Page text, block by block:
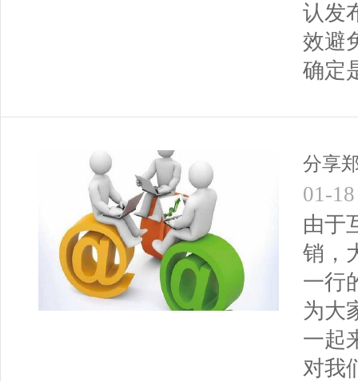
认发
效避
确定
分享
01-18
由于
销，
一行
为大
一起
对我